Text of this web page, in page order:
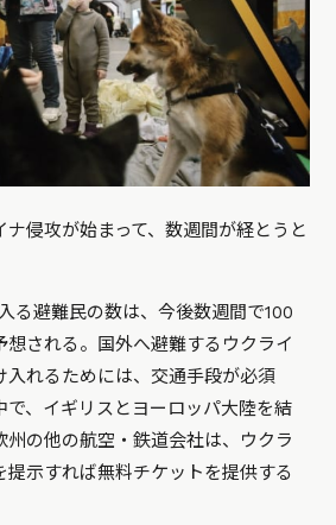
ナ侵攻が始まって、数週間が経とうと
る避難民の数は、今後数週間で100
想される。国外へ避難するウクライ
入れるためには、交通手段が必須
で、イギリスとヨーロッパ大陸を結
州の他の航空・鉄道会社は、ウクラ
提示すれば無料チケットを提供する